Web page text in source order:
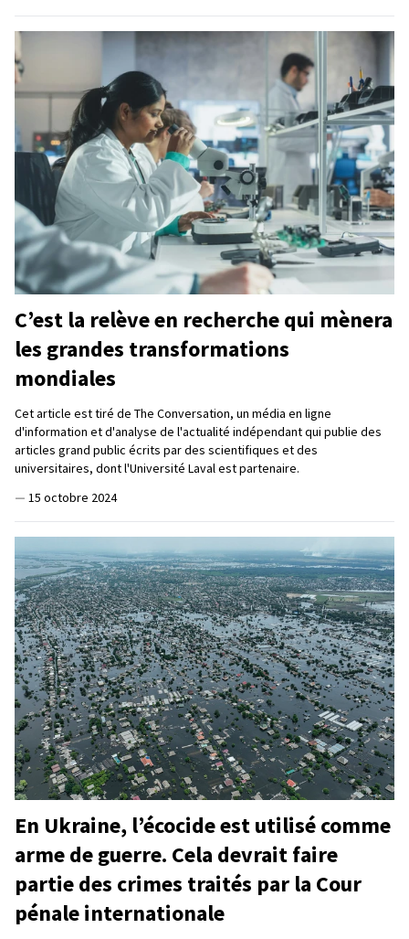
C’est la relève en recherche qui mènera
les grandes transformations
mondiales
Cet article est tiré de The Conversation, un média en ligne
d'information et d'analyse de l'actualité indépendant qui publie des
articles grand public écrits par des scientifiques et des
universitaires, dont l'Université Laval est partenaire.
— 15 octobre 2024
En Ukraine, l’écocide est utilisé comme
arme de guerre. Cela devrait faire
partie des crimes traités par la Cour
pénale internationale